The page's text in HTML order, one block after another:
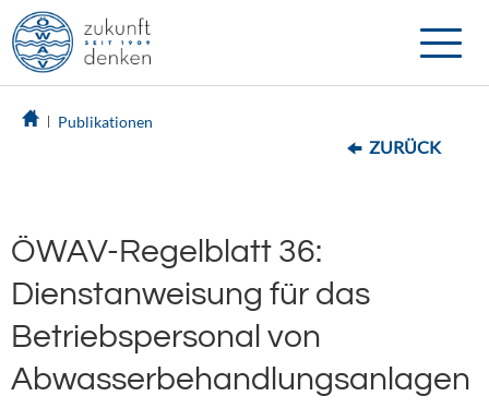
Toggle
Publikationen
ZURÜCK
ÖWAV-Regelblatt 36:
Dienstanweisung für das
Betriebspersonal von
Abwasserbehandlungsanlagen